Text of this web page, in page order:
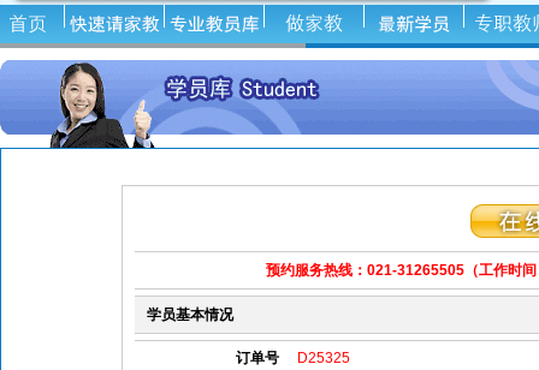
预约服务热线：021-31265505（工作时
学员基本情况
订单号
D25325